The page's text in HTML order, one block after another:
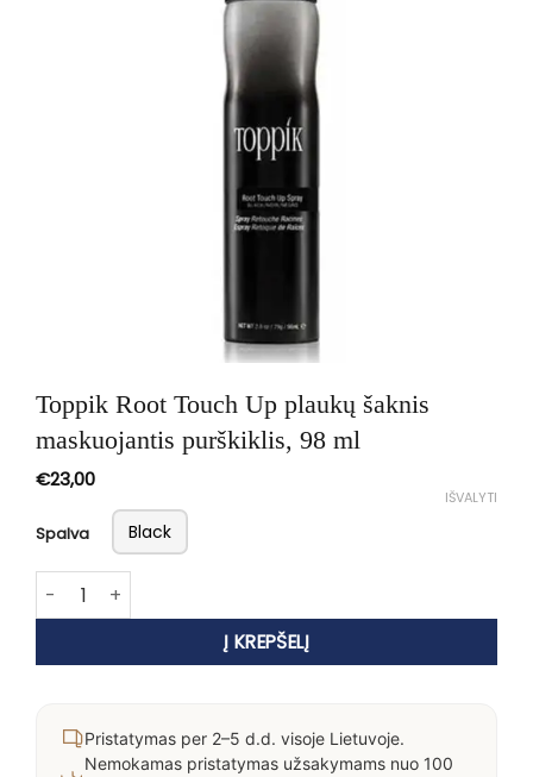
Toppik Root Touch Up plaukų šaknis
maskuojantis purškiklis, 98 ml
€23,00
Spalva Black
IŠVALYTI
produkto kiekis: Toppik Root Touch Up plaukų šaknis
Į KREPŠELĮ
Pristatymas per 2–5 d.d. visoje Lietuvoje.
Nemokamas pristatymas užsakymams nuo 100